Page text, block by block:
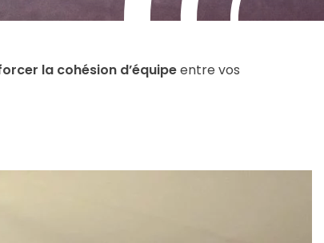
la cohésion d’équipeentre vos